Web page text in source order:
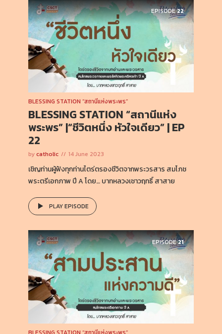
EPISODE22
BLESSING STATION “สถานีแห่งพระพร”
BLESSING STATION “สถานีแห่ง
พระพร” |“ชีวิตหนึ่ง หัวใจเดียว” | EP
22
bycatholic 14 June 2023
เชิญท่านผู้ฟังทุกท่านไตร่ตรองชีวิตจากพระวรสาร สมโภช
พระตรีเอกภาพ ปี A โดย… บาทหลวงเชาวฤทธิ์ สาสาย
PLAY EPISODE
EPISODE21